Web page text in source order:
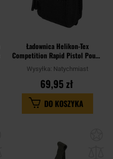
Ładownica Helikon-Tex
Competition Rapid Pistol Pouch
- Czarna
Wysyłka: Natychmiast
69,95 zł
DO KOSZYKA